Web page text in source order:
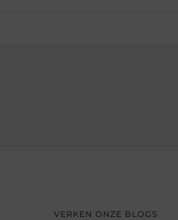
VERKEN ONZE BLOGS